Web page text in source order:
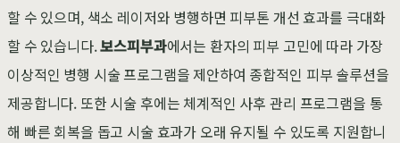
할 수 있으며, 색소 레이저와 병행하면 피부톤 개선 효과를 극대화
할 수 있습니다.보스피부과에서는 환자의 피부 고민에 따라 가장
이상적인 병행 시술 프로그램을 제안하여 종합적인 피부 솔루션을
제공합니다. 또한 시술 후에는 체계적인 사후 관리 프로그램을 통
해 빠른 회복을 돕고 시술 효과가 오래 유지될 수 있도록 지원합니